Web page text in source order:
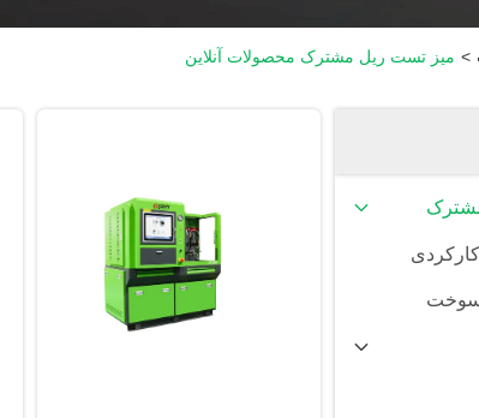
> میز تست ریل مشترک محصولات آنلاین
سوخت